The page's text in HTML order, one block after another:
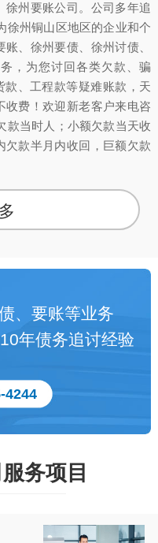
州要账公司。公司多年追
徐州铜山区地区的企业和个
、徐州要债、徐州讨债、
，为您讨回各类欠款、骗
、工程款等疑难账款，天
收费！欢迎新老客户来电咨
款当时人；小额欠款当天收
欠款半月内收回，巨额欠款
、要账等业务
年债务追讨经验
4244
务项目